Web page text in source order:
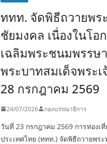
ททท. จัดพิธีถวายพร
ชัยมงคล เนื่องในโอ
เฉลิมพระชนมพรรษา
พระบาทสมเด็จพระเ
28 กรกฎาคม 2569
24/07/2026 กองบรรณาธิการ
วันที่ 23 กรกฎาคม 2569 การท่องเ
ประเทศไทย (ททท.) จัดพิธีถวายพร